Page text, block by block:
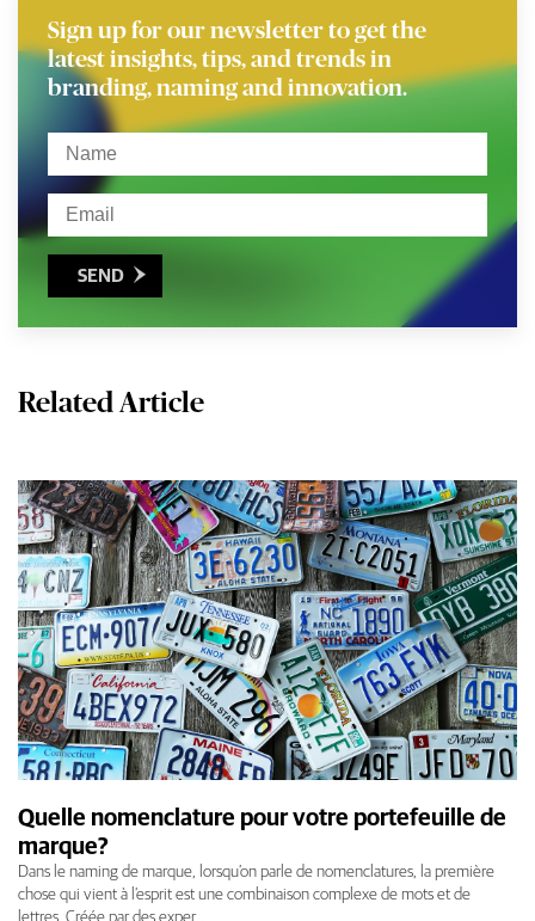
Sign up for our newsletter to get the
latest insights, tips, and trends in
branding, naming and innovation.
SEND 
Related Article
Quelle nomenclature pour votre portefeuille de
marque?
Dans le naming de marque, lorsqu’on parle de nomenclatures, la première
chose qui vient à l’esprit est une combinaison complexe de mots et de
lettres. Créée par des exper…